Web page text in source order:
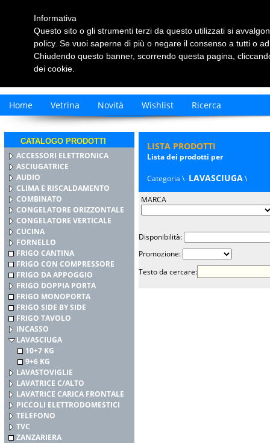
Home Vetrina Novità Wishlist Ricerca
CATALOGO PRODOTTI
ACCESSORI ELETTRONICA
ASCIUGATRICE
AUDIO
CLIMA E RISCALDAMENTO
COMBINATO
CONGELATORE ORIZZONTALE
CONGELATORE VERTICALE
CUCINA
FORNELLO
FRIGO CANTINA
FRIGO CON COMPRESSORE
FRIGO DA APPOGGIO
FRIGO DOPPIA PORTA
FRIGO MONOPORTA
FRIGO SIDE BY SIDE
FRIGO TAVOLO
INCASSO
LAVASCIUGA
10+7 KG
9+6 KG
LAVASTOVIGLIE
LAVATRICE C/ALTO
LAVATRICE CARICA FRONTALE
PICCOLI ELETTRODOMESTICI
TELEFONO
TVC
ZANZARIERA
LISTA PRODOTTI
Lista dei prodotti per
Categoria \ LAVASCIUGA\
MARCA
Disponibilità:
Promozione:
Testo da cercare:
Informativa
Questo sito o gli strumenti terzi da questo utilizzati si
policy. Se vuoi saperne di più o negare il consenso a tutti o
Chiudendo questo banner, scorrendo questa pagina,
dei cookie.